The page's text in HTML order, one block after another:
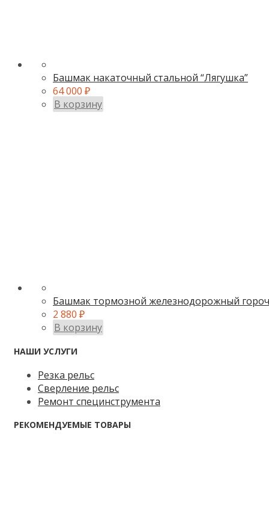
Башмак накаточный стальной “Лягушка”
64 000 ₽
В корзину
Башмак тормозной железнодорожный
2 880 ₽
В корзину
НАШИ УСЛУГИ
Резка рельс
Сверление рельс
Ремонт специнструмента
РЕКОМЕНДУЕМЫЕ ТОВАРЫ